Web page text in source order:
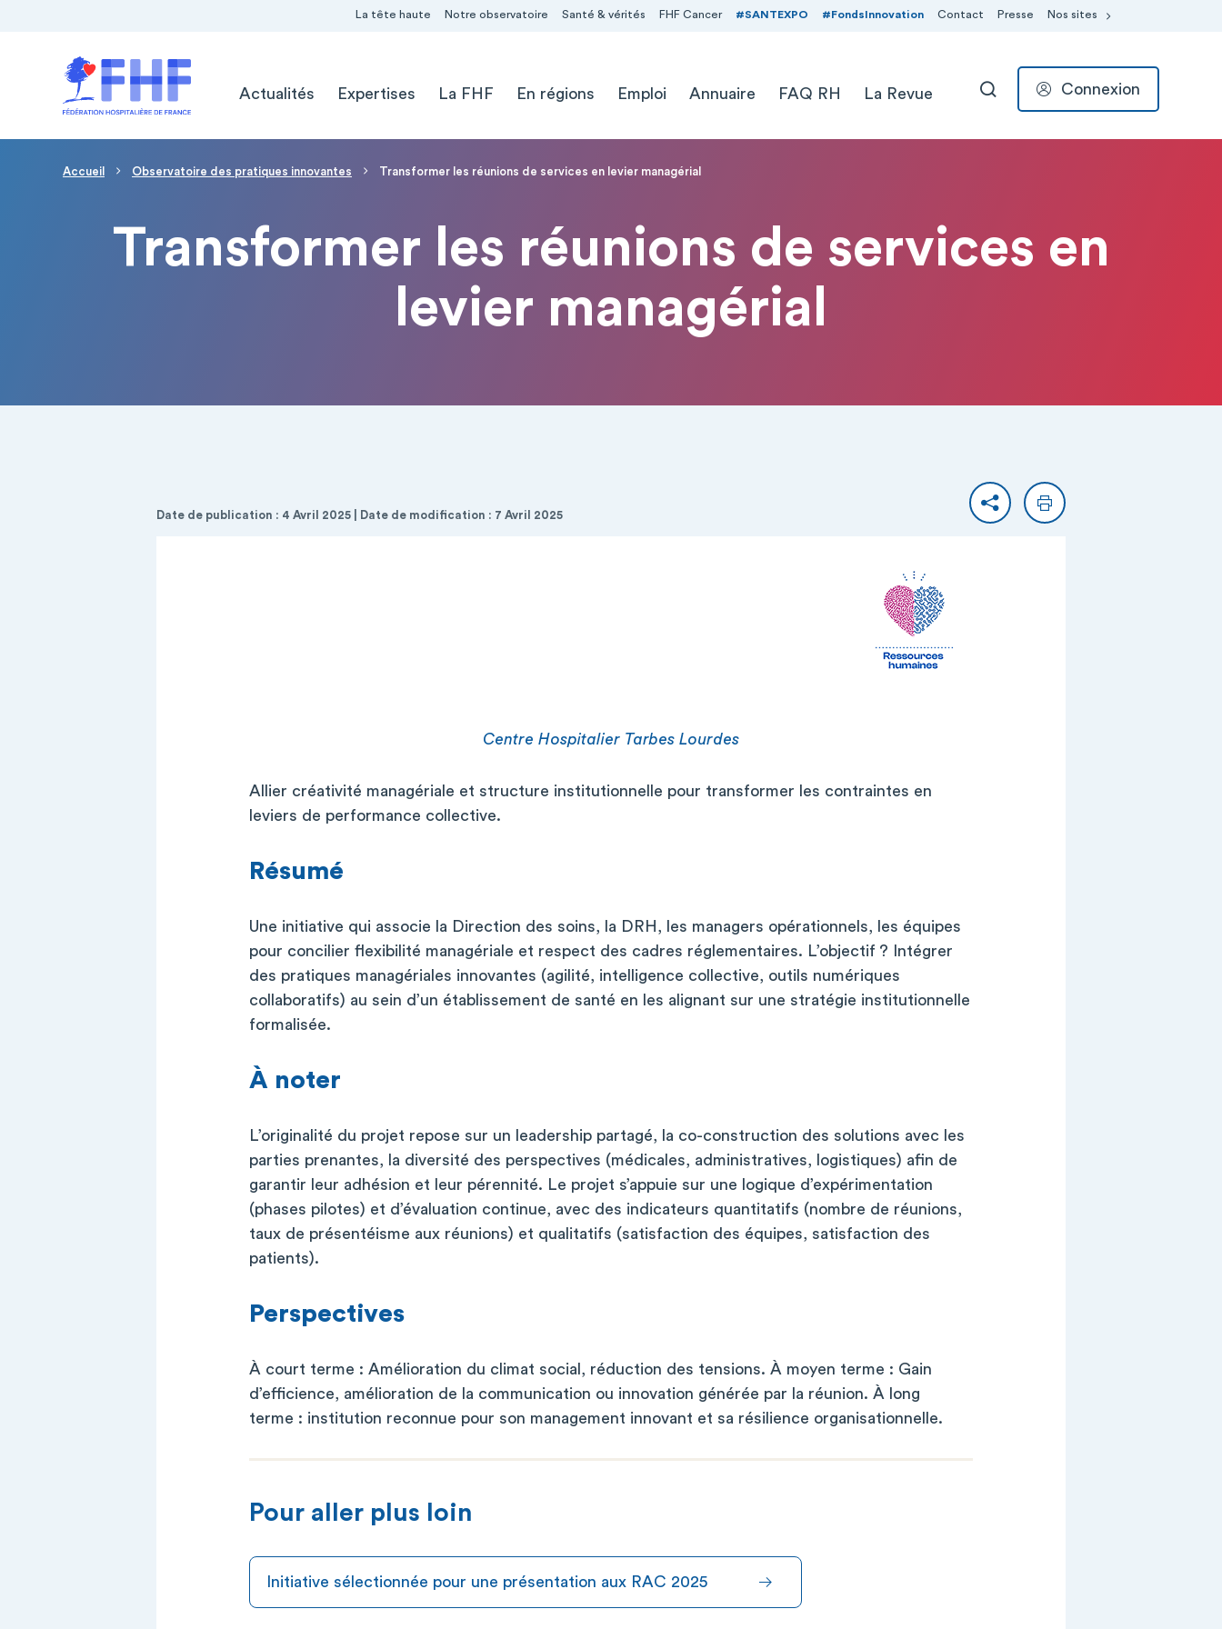
La tête haute Notre observatoire Santé & vérités FHF Cancer #SANTEXPO #FondsInnovation Contact Presse Nos sites
Actualités
Expertises La FHF En régions Emploi Annuaire FAQ RH La Revue RECHERCHER
Connexion
Fil d'Ariane
Accueil Observatoire des pratiques innovantes Transformer les réunions de services en levier managérial
Transformer les réunions de services en
levier managérial
Date de publication : 4 Avril 2025 | Date de modification : 7 Avril 2025 PartagerImprimer
Centre Hospitalier Tarbes Lourdes
Allier créativité managériale et structure institutionnelle pour transformer les contraintes en
leviers de performance collective.
Résumé
Une initiative qui associe la Direction des soins, la DRH, les managers opérationnels, les équipes
pour concilier flexibilité managériale et respect des cadres réglementaires. L’objectif ? Intégrer
des pratiques managériales innovantes (agilité, intelligence collective, outils numériques
collaboratifs) au sein d’un établissement de santé en les alignant sur une stratégie institutionnelle
formalisée.
À noter
L’originalité du projet repose sur un leadership partagé, la co-construction des solutions avec les
parties prenantes, la diversité des perspectives (médicales, administratives, logistiques) afin de
garantir leur adhésion et leur pérennité. Le projet s’appuie sur une logique d’expérimentation
(phases pilotes) et d’évaluation continue, avec des indicateurs quantitatifs (nombre de réunions,
taux de présentéisme aux réunions) et qualitatifs (satisfaction des équipes, satisfaction des
patients).
Perspectives
À court terme : Amélioration du climat social, réduction des tensions. À moyen terme : Gain
d’efficience, amélioration de la communication ou innovation générée par la réunion. À long
terme : institution reconnue pour son management innovant et sa résilience organisationnelle.
Pour aller plus loin
Initiative sélectionnée pour une présentation aux RAC 2025